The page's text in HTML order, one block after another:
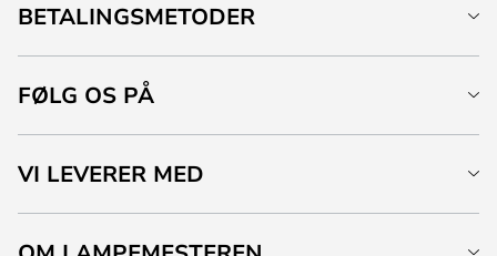
BETALINGSMETODER
FØLG OS PÅ
VI LEVERER MED